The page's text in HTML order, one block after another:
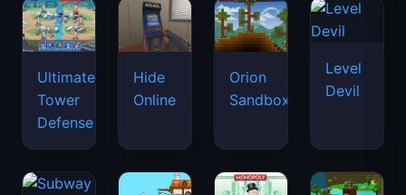
Ultimate
Tower
Defense
Hide
Online
Orion
Sandbox
Level
Devil